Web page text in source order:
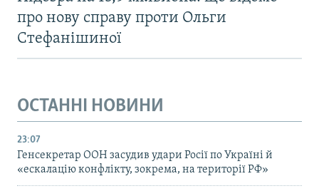
про нову справу проти Ольги
Стефанішиної
ОСТАННІ НОВИНИ
23:07
Генсекретар ООН засудив удари Росії по Україні й
«ескалацію конфлікту, зокрема, на території РФ»